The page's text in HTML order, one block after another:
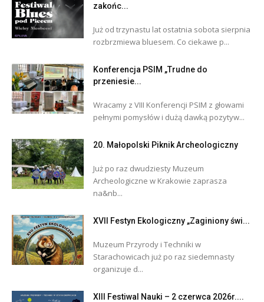
zakońc...
Już od trzynastu lat ostatnia sobota sierpnia
rozbrzmiewa bluesem. Co ciekawe p...
Konferencja PSIM „Trudne do
przeniesie...
Wracamy z VIII Konferencji PSIM z głowami
pełnymi pomysłów i dużą dawką pozytyw...
20. Małopolski Piknik Archeologiczny
Już po raz dwudziesty Muzeum
Archeologiczne w Krakowie zaprasza
na&nb...
XVII Festyn Ekologiczny „Zaginiony świ...
Muzeum Przyrody i Techniki w
Starachowicach już po raz siedemnasty
organizuje d...
XIII Festiwal Nauki – 2 czerwca 2026r....